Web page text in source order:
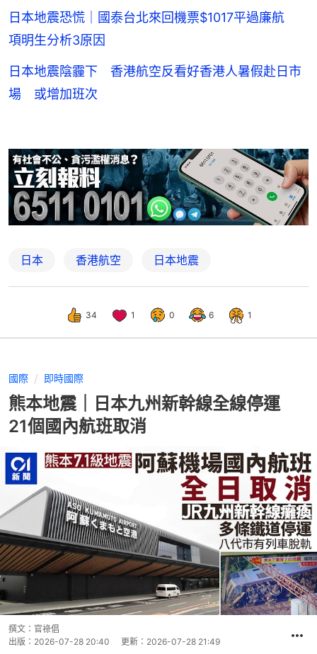
日本地震恐慌｜國泰台北來回機票$1017平過廉航
項明生分析3原因
日本地震陰霾下 香港航空反看好香港人暑假赴日市
場 或增加班次
日本 香港航空 日本地震
34 1 0 6 1
國際 即時國際
熊本地震｜日本九州新幹線全線停運
21個國內航班取消
撰文： 官祿倡
出版： 2026-07-28 20:40 更新： 2026-07-28 21:49